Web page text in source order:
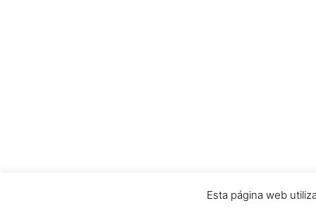
Esta página web